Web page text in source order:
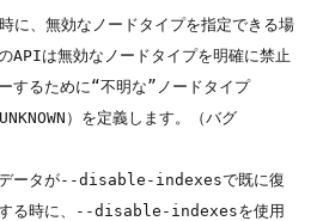
に、無効なノードタイプを指定できる場
APIは無効なノードタイプを明確に禁止
するために“不明な”ノードタイプ
）を定義します。（バグ
ータが--disable-indexesで既に復
する時に、--disable-indexesを使用